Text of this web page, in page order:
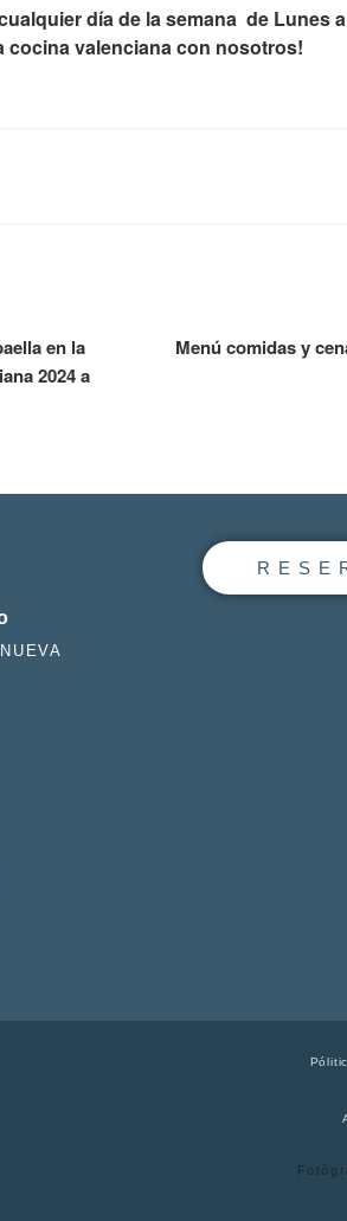
día de la semana de Lunes
cocina valenciana con nosotros!
en la
2024 a
Menú comidas y